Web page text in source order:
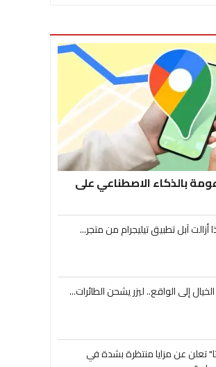
بالذكاء الاصطناعي على
أزالت آبل تطبيق تيليجرام من متجر...
إلى الواقع.. ليزر يشحن الطائرات...
تعلن عن مزايا منتظرة بشدة في